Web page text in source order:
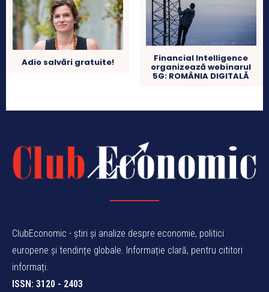
Adio salvări gratuite! Financial Intelligence
organizează webinarul
5G: ROMÂNIA DIGITALĂ
ClubEconomic - știri și analize despre economie, politici
europene și tendințe globale. Informație clară, pentru cititori
informați.
ISSN: 3120 - 2403